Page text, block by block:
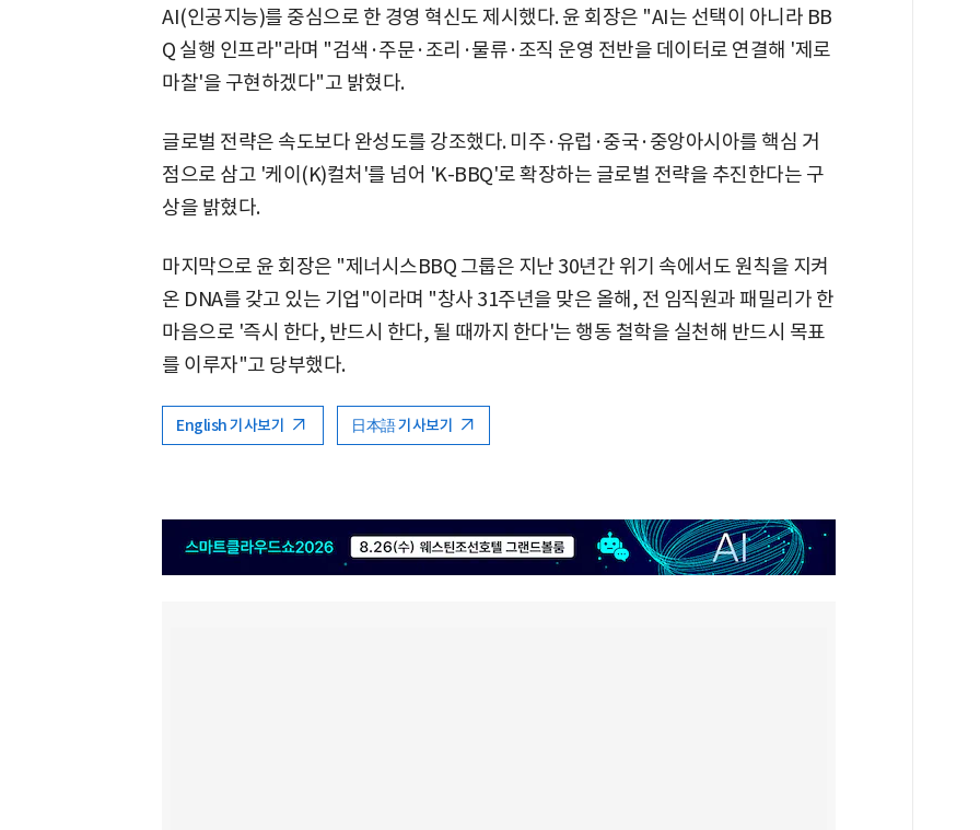
AI(인공지능)를 중심으로 한 경영 혁신도 제시했다. 윤 회장은 "AI는 선택이 아니라 BB
Q 실행 인프라"라며 "검색·주문·조리·물류·조직 운영 전반을 데이터로 연결해 '제로
마찰'을 구현하겠다"고 밝혔다.
글로벌 전략은 속도보다 완성도를 강조했다. 미주·유럽·중국·중앙아시아를 핵심 거
점으로 삼고 '케이(K)컬처'를 넘어 'K-BBQ'로 확장하는 글로벌 전략을 추진한다는 구
상을 밝혔다.
마지막으로 윤 회장은 "제너시스BBQ 그룹은 지난 30년간 위기 속에서도 원칙을 지켜
온 DNA를 갖고 있는 기업"이라며 "창사 31주년을 맞은 올해, 전 임직원과 패밀리가 한
마음으로 '즉시 한다, 반드시 한다, 될 때까지 한다'는 행동 철학을 실천해 반드시 목표
를 이루자"고 당부했다.
English 기사보기 日本語 기사보기